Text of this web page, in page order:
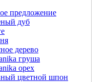
предложение
дуб
дерево
груша
oрех
цветной шпон